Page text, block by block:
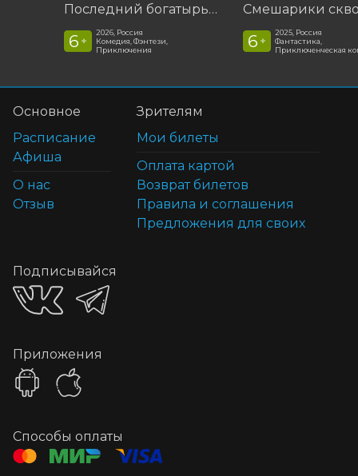
Последний богатырь. Колобок
6 +
2026, Россия
Комедия, Фэнтези,
Приключения
6 +
2025, Россия
Фантастика,
Приключенческая
Основное
Расписание
Афиша
О нас
Отзыв
Зрителям
Мои билеты
Оплата картой
Возврат билетов
Правила и соглашения
Предложения для своих
Подписывайся
Приложения
Способы оплаты